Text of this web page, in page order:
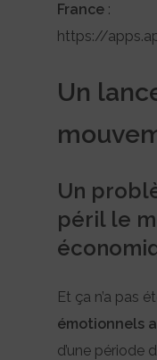
France :
https://
Un
Un
péril le
Et ça n’a pas
émotionnels
d’une période